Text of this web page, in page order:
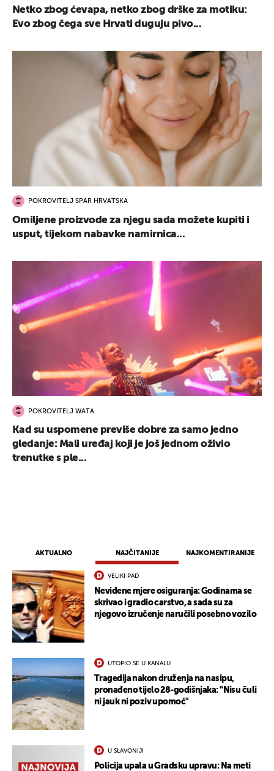
AKTUALNO NAJČITANIJE NAJKOMENTIRANIJE
VELIKI PAD
Neviđene mjere osiguranja: Godinama se
skrivao i gradio carstvo, a sada su za
njegovo izručenje naručili posebno vozilo
UTOPIO SE U KANALU
Tragedija nakon druženja na nasipu,
pronađeno tijelo 28-godišnjaka: "Nisu čuli
ni jauk ni poziv upomoć"
U SLAVONIJI
Policija upala u Gradsku upravu: Na meti
Netko zbog ćevapa, netko zbog drške za motiku:
Evo zbog čega sve Hrvati duguju pivo...
POKROVITELJ SPAR HRVATSKA
Omiljene proizvode za njegu sada možete kupiti i
usput, tijekom nabavke namirnica...
POKROVITELJ WATA
Kad su uspomene previše dobre za samo jedno
gledanje: Mali uređaj koji je još jednom oživio
trenutke s ple...